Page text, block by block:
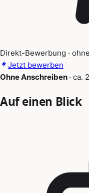
Direkt-Bewerbung ·
Jetzt bewerben
Ohne Anschreiben · ca.
Auf einen Blick